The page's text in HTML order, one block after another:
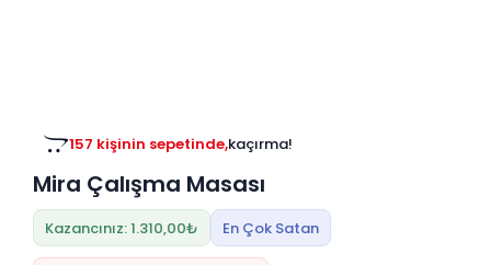
157 kişinin sepetinde,kaçırma!
Mira Çalışma Masası
Kazancınız: 1.310,00₺ En Çok Satan